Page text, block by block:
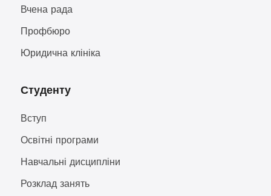
Вчена рада
Профбюро
Юридична клініка
Студенту
Вступ
Освітні програми
Навчальні дисципліни
Розклад занять